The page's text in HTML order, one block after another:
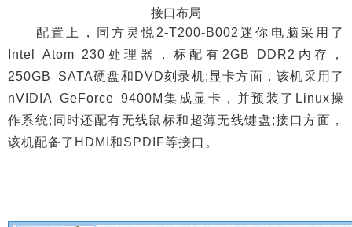
接口布局
配置上，同方灵悦2-T200-B002迷你电脑采用了
Intel Atom 230处理器，标配有2GB DDR2内存，
250GB SATA硬盘和DVD刻录机;显卡方面，该机采用了
nVIDIA GeForce 9400M集成显卡，并预装了Linux操
作系统;同时还配有无线鼠标和超薄无线键盘;接口方面，
该机配备了HDMI和SPDIF等接口。